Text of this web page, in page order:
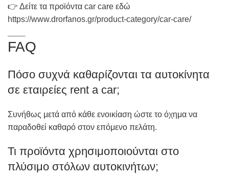
👉 Δείτε τα προϊόντα car care εδώ
https://www.drorfanos.gr/product-category/car-care/
FAQ
Πόσο συχνά καθαρίζονται τα αυτοκίνητα
σε εταιρείες rent a car;
Συνήθως μετά από κάθε ενοικίαση ώστε το όχημα να
παραδοθεί καθαρό στον επόμενο πελάτη.
Τι προϊόντα χρησιμοποιούνται στο
πλύσιμο στόλων αυτοκινήτων;